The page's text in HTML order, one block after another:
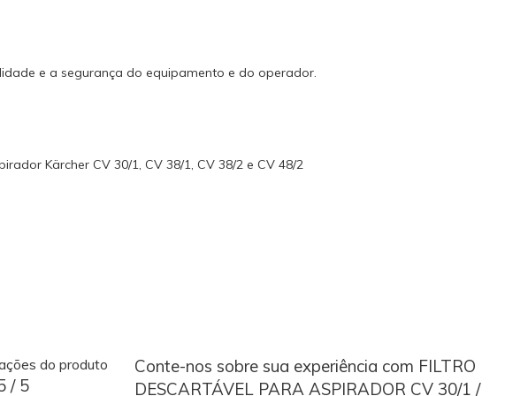
e a segurança do equipamento e do operador.
Kärcher CV 30/1, CV 38/1, CV 38/2 e CV 48/2
do produto
/ 5
Conte-nos sobre sua experiência com FILTRO
DESCARTÁVEL PARA ASPIRADOR CV 30/1 /